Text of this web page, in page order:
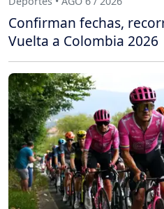
Confirman fechas,
Vuelta a Colombia 2026